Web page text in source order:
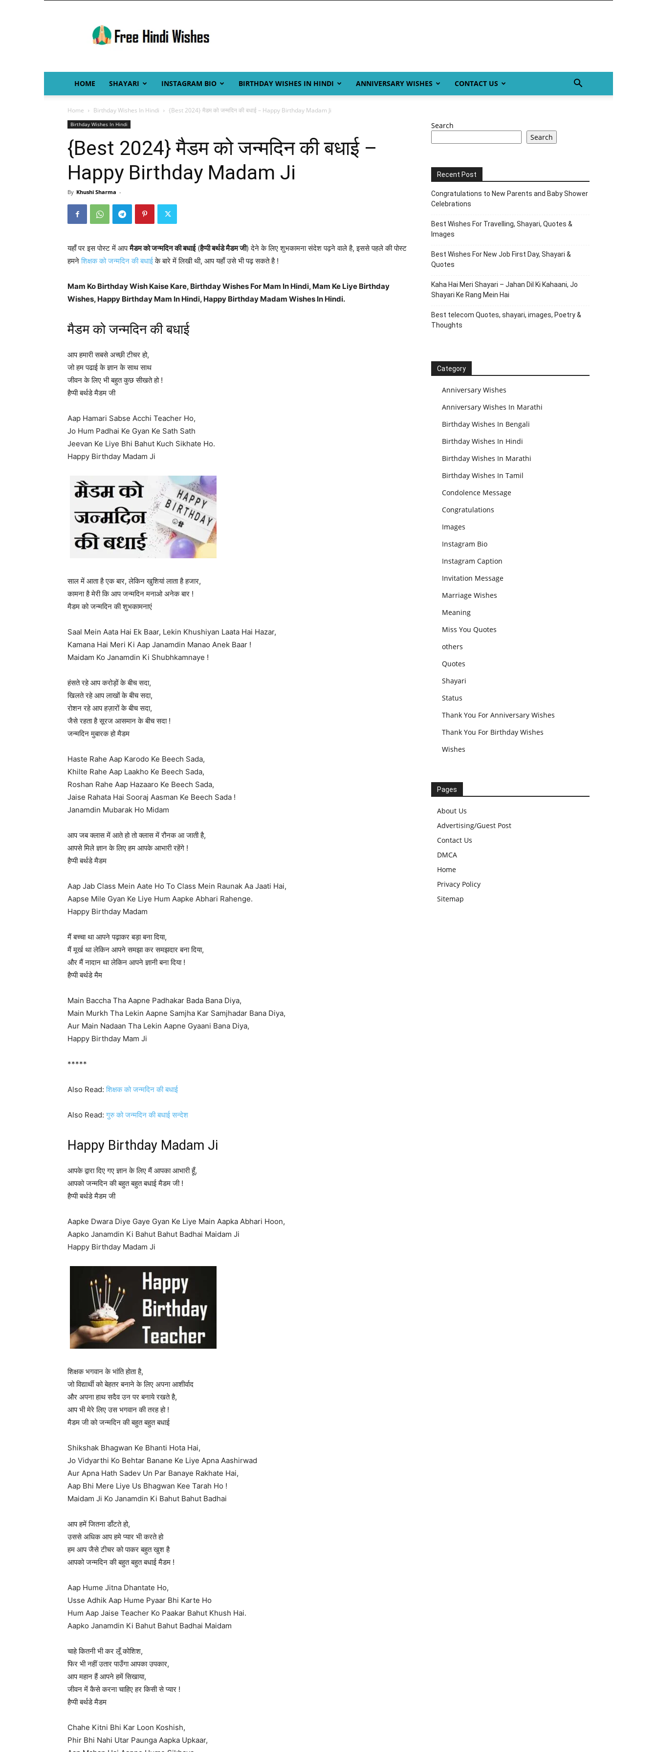
Hindi
Wishes
HOME SHAYARI INSTAGRAM BIO BIRTHDAY WISHES IN HINDI ANNIVERSARY WISHES CONTACT US
Home Birthday Wishes In Hindi {Best 2024} मैडम को जन्मदिन की बधाई – Happy Birthday Madam Ji
Birthday Wishes In Hindi
{Best 2024} मैडम को जन्मदिन की बधाई –
Happy Birthday Madam Ji
By Khushi Sharma -
यहाँ पर इस पोस्ट में आपमैडम को जन्मदिन की बधाई(हैप्पी बर्थडे मैडम जी) देने के लिए शुभकामना संदेश पढ़ने वाले है, इससे पहले की पोस्ट
हमनेशिक्षक को जन्मदिन की बधाईके बारे में लिखी थी, आप यहाँ उसे भी पढ़ सकते है !
Mam Ko Birthday Wish Kaise Kare, Birthday Wishes For Mam In Hindi, Mam Ke Liye Birthday
Wishes, Happy Birthday Mam In Hindi, Happy Birthday Madam Wishes In Hindi.
मैडम को जन्मदिन की बधाई
आप हमारी सबसे अच्छी टीचर हो,
जो हम पढाई के ज्ञान के साथ साथ
जीवन के लिए भी बहुत कुछ सीखते हो !
हैप्पी बर्थडे मैडम जी
Aap Hamari Sabse Acchi Teacher Ho,
Jo Hum Padhai Ke Gyan Ke Sath Sath
Jeevan Ke Liye Bhi Bahut Kuch Sikhate Ho.
Happy Birthday Madam Ji
साल में आता है एक बार, लेकिन खुशियां लाता है हजार,
कामना है मेरी कि आप जन्मदिन मनाओ अनेक बार !
मैडम को जन्मदिन की शुभकामनाएं
Saal Mein Aata Hai Ek Baar, Lekin Khushiyan Laata Hai Hazar,
Kamana Hai Meri Ki Aap Janamdin Manao Anek Baar !
Maidam Ko Janamdin Ki Shubhkamnaye !
हंसते रहे आप करोड़ों के बीच सदा,
खिलते रहे आप लाखों के बीच सदा,
रोशन रहे आप हज़ारों के बीच सदा,
जैसे रहता है सूरज आसमान के बीच सदा !
जन्मदिन मुबारक हो मैडम
Haste Rahe Aap Karodo Ke Beech Sada,
Khilte Rahe Aap Laakho Ke Beech Sada,
Roshan Rahe Aap Hazaaro Ke Beech Sada,
Jaise Rahata Hai Sooraj Aasman Ke Beech Sada !
Janamdin Mubarak Ho Midam
आप जब क्लास में आते हो तो क्लास में रौनक आ जाती है,
आपसे मिले ज्ञान के लिए हम आपके आभारी रहेंगे !
हैप्पी बर्थडे मैडम
Aap Jab Class Mein Aate Ho To Class Mein Raunak Aa Jaati Hai,
Aapse Mile Gyan Ke Liye Hum Aapke Abhari Rahenge.
Happy Birthday Madam
मैं बच्चा था आपने पढ़ाकर बड़ा बना दिया,
मैं मूर्ख था लेकिन आपने समझा कर समझदार बना दिया,
और मैं नादान था लेकिन आपने ज्ञानी बना दिया !
हैप्पी बर्थडे मैम
Main Baccha Tha Aapne Padhakar Bada Bana Diya,
Main Murkh Tha Lekin Aapne Samjha Kar Samjhadar Bana Diya,
Aur Main Nadaan Tha Lekin Aapne Gyaani Bana Diya,
Happy Birthday Mam Ji
*****
Also Read:शिक्षक को जन्मदिन की बधाई
Also Read:गुरु को जन्मदिन की बधाई सन्देश
Happy Birthday Madam Ji
आपके द्वारा दिए गए ज्ञान के लिए मैं आपका आभारी हूँ,
आपको जन्मदिन की बहुत बहुत बधाई मैडम जी !
हैप्पी बर्थडे मैडम जी
Aapke Dwara Diye Gaye Gyan Ke Liye Main Aapka Abhari Hoon,
Aapko Janamdin Ki Bahut Bahut Badhai Maidam Ji
Happy Birthday Madam Ji
शिक्षक भगवान के भांति होता है,
जो विद्यार्थी को बेहतर बनाने के लिए अपना आशीर्वाद
और अपना हाथ सदैव उन पर बनाये रखते है,
आप भी मेरे लिए उस भगवान की तरह हो !
मैडम जी को जन्मदिन की बहुत बहुत बधाई
Shikshak Bhagwan Ke Bhanti Hota Hai,
Jo Vidyarthi Ko Behtar Banane Ke Liye Apna Aashirwad
Aur Apna Hath Sadev Un Par Banaye Rakhate Hai,
Aap Bhi Mere Liye Us Bhagwan Kee Tarah Ho !
Maidam Ji Ko Janamdin Ki Bahut Bahut Badhai
आप हमें जितना डाँटते हो,
उससे अधिक आप हमे प्यार भी करते हो
हम आप जैसे टीचर को पाकर बहुत खुश है
आपको जन्मदिन की बहुत बहुत बधाई मैडम !
Aap Hume Jitna Dhantate Ho,
Usse Adhik Aap Hume Pyaar Bhi Karte Ho
Hum Aap Jaise Teacher Ko Paakar Bahut Khush Hai.
Aapko Janamdin Ki Bahut Bahut Badhai Maidam
चाहे कितनी भी कर लूँ कोशिश,
फिर भी नहीं उतार पाउँगा आपका उपकार,
आप महान हैं आपने हमें सिखाया,
जीवन में कैसे करना चाहिए हर किसी से प्यार !
हैप्पी बर्थडे मैडम
Chahe Kitni Bhi Kar Loon Koshish,
Phir Bhi Nahi Utar Paunga Aapka Upkaar,
Search
Search
Recent Post
Congratulations to New Parents and Baby Shower
Celebrations
Best Wishes For Travelling, Shayari, Quotes &
Images
Best Wishes For New Job First Day, Shayari &
Quotes
Kaha Hai Meri Shayari – Jahan Dil Ki Kahaani, Jo
Shayari Ke Rang Mein Hai
Best telecom Quotes, shayari, images, Poetry &
Thoughts
Category
Anniversary Wishes
Anniversary Wishes In Marathi
Birthday Wishes In Bengali
Birthday Wishes In Hindi
Birthday Wishes In Marathi
Birthday Wishes In Tamil
Condolence Message
Congratulations
Images
Instagram Bio
Instagram Caption
Invitation Message
Marriage Wishes
Meaning
Miss You Quotes
others
Quotes
Shayari
Status
Thank You For Anniversary Wishes
Thank You For Birthday Wishes
Wishes
Pages
About Us
Advertising/Guest Post
Contact Us
DMCA
Home
Privacy Policy
Sitemap